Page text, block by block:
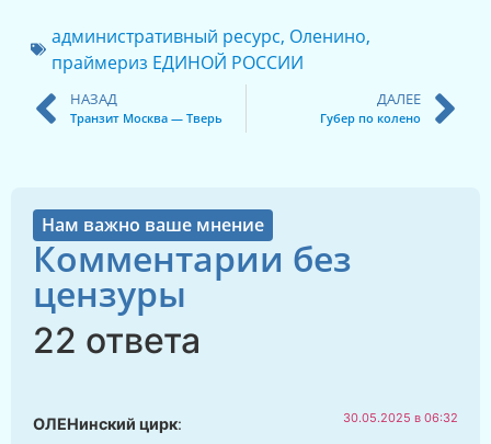
административный ресурс, Оленино,
праймериз ЕДИНОЙ РОССИИ
НАЗАД
Транзит Москва — Тверь
ДАЛЕЕ
Губер по колено
Нам важно ваше мнение
Комментарии без
цензуры
22 ответа
ОЛЕНинский цирк: 30.05.2025 в 06:32